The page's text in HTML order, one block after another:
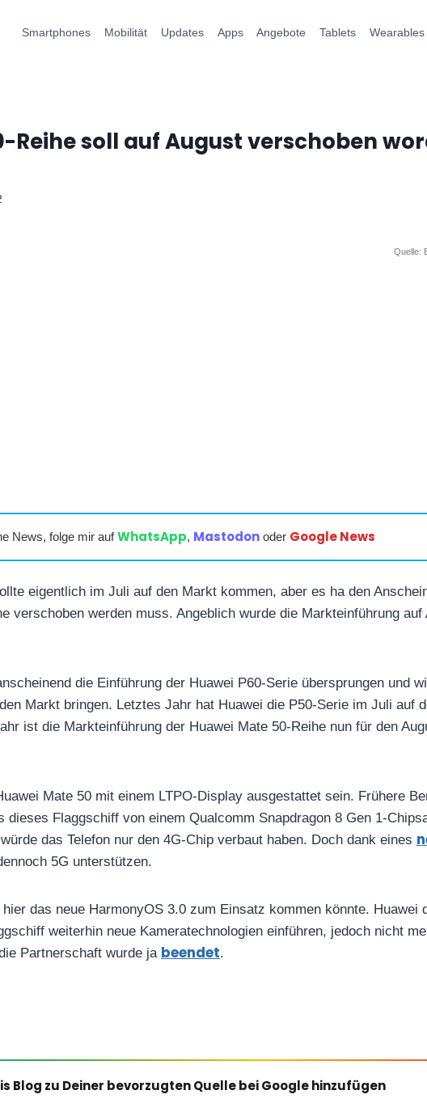
Smartphones Mobilität Updates Apps Angebote Tablets Wearables
Reihe soll auf August verschoben
Quelle:
News, folge mir aufWhatsApp, Mastodon oder Google News
eigentlich im Juli auf den Markt kommen, aber es ha den
verschoben werden muss. Angeblich wurde die Markteinführung auf
die Einführung der Huawei P60-Serie übersprungen und
Markt bringen. Letztes Jahr hat Huawei die P50-Serie im Juli auf
ist die Markteinführung der Huawei Mate 50-Reihe nun für den
Mate 50 mit einem LTPO-Display ausgestattet sein. Frühere
dieses Flaggschiff von einem Qualcomm Snapdragon 8 Gen 1-
das Telefon nur den 4G-Chip verbaut haben. Doch dank eines
5G unterstützen.
das neue HarmonyOS 3.0 zum Einsatz kommen könnte. Huawei
weiterhin neue Kameratechnologien einführen, jedoch nicht
Partnerschaft wurde ja beendet.
Blog zu Deiner bevorzugten Quelle bei Google hinzufügen